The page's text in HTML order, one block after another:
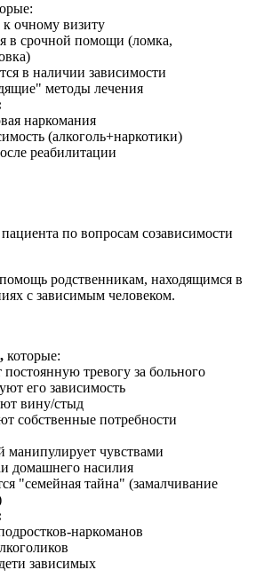
очному визиту
в срочной помощи (ломка,
в наличии зависимости
методы лечения
наркомания
(алкоголь+наркотики)
реабилитации
по вопросам созависимости
родственникам, находящимся в
с зависимым человеком.
которые:
тревогу за больного
его зависимость
вину/стыд
собственные потребности
манипулирует чувствами
домашнего насилия
"семейная тайна" (замалчивание
наркоманов
зависимых